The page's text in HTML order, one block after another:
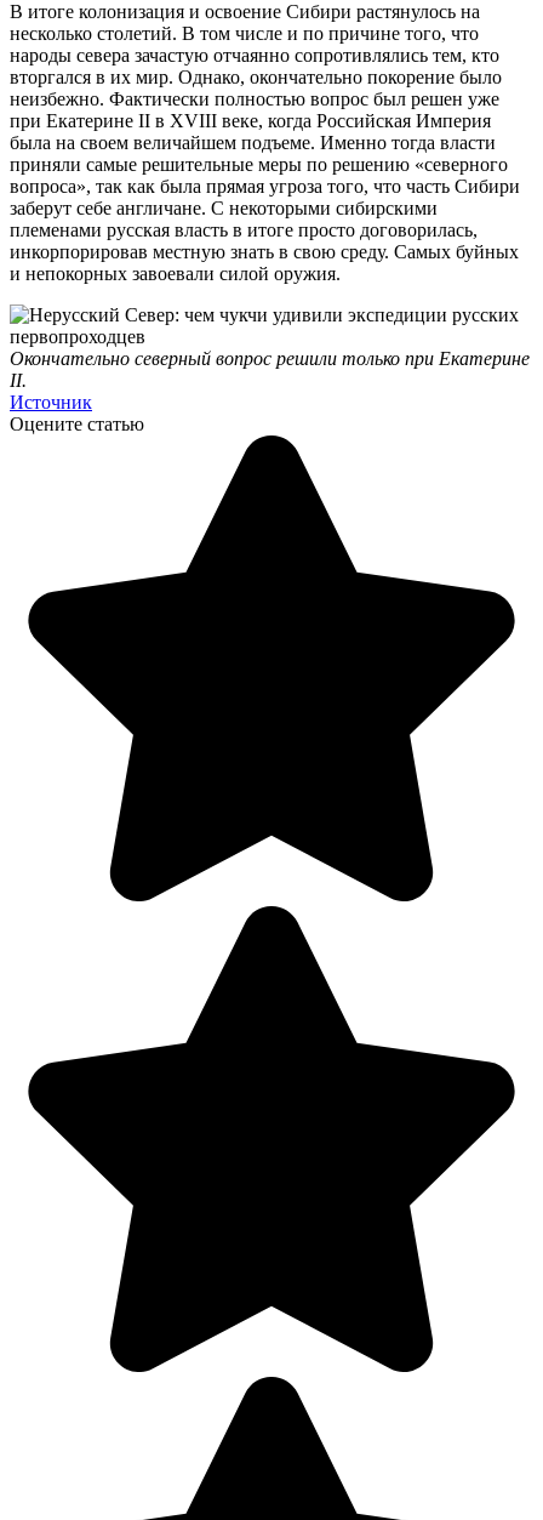
В итоге колонизация и освоение Сибири растянулось на
несколько столетий. В том числе и по причине того, что
народы севера зачастую отчаянно сопротивлялись тем, кто
вторгался в их мир. Однако, окончательно покорение было
неизбежно. Фактически полностью вопрос был решен уже
при Екатерине II в XVIII веке, когда Российская Империя
была на своем величайшем подъеме. Именно тогда власти
приняли самые решительные меры по решению «северного
вопроса», так как была прямая угроза того, что часть Сибири
заберут себе англичане. С некоторыми сибирскими
племенами русская власть в итоге просто договорилась,
инкорпорировав местную знать в свою среду. Самых буйных
и непокорных завоевали силой оружия.
Окончательно северный вопрос решили только при Екатерине
II.
Источник
Оцените статью